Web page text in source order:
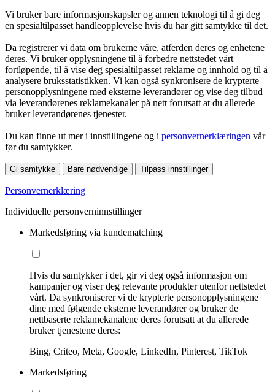
Vi bruker bare informasjonskapsler og annen teknologi til å gi deg
en spesialtilpasset handleopplevelse hvis du har gitt samtykke til det.
Da registrerer vi data om brukerne våre, atferden deres og enhetene
deres. Vi bruker opplysningene til å forbedre nettstedet vårt
fortløpende, til å vise deg spesialtilpasset reklame og innhold og til å
analysere bruksstatistikken. Vi kan også synkronisere de krypterte
personopplysningene med eksterne leverandører og vise deg tilbud
via leverandørenes reklamekanaler på nett forutsatt at du allerede
bruker leverandørenes tjenester.
Du kan finne ut mer i innstillingene og i personvernerklæringen vår
før du samtykker.
Gi samtykke Bare nødvendige Tilpass innstillinger
Personvernerklæring
Individuelle personverninnstillinger
Markedsføring via kundematching
Hvis du samtykker i det, gir vi deg også informasjon om
kampanjer og viser deg relevante produkter utenfor nettstedet
vårt. Da synkroniserer vi de krypterte personopplysningene
dine med følgende eksterne leverandører og bruker de
nettbaserte reklamekanalene deres forutsatt at du allerede
bruker tjenestene deres:
Bing, Criteo, Meta, Google, LinkedIn, Pinterest, TikTok
Markedsføring